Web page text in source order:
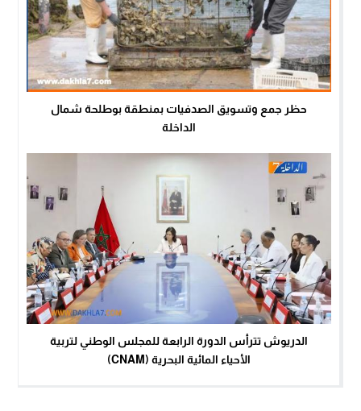
حظر جمع وتسويق الصدفيات بمنطقة بوطلحة شمال
الداخلة
الدريوش تترأس الدورة الرابعة للمجلس الوطني لتربية
الأحياء المائية البحرية (CNAM)